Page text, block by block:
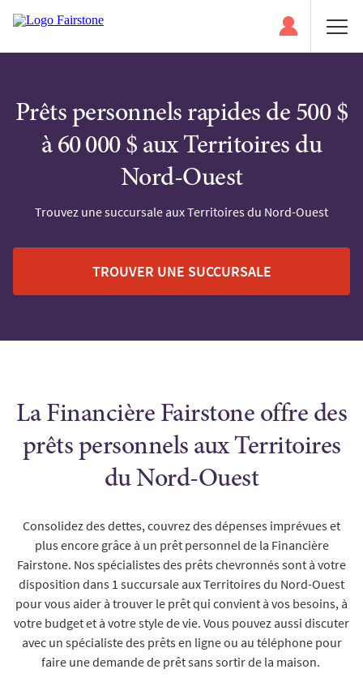
Prêts personnels rapides de 500 $
à 60 000 $ aux Territoires du
Nord-Ouest
Trouvez une succursale aux Territoires du Nord-Ouest
TROUVER UNE SUCCURSALE
La Financière Fairstone offre des
prêts personnels aux Territoires
du Nord-Ouest
Consolidez des dettes, couvrez des dépenses imprévues et
plus encore grâce à un prêt personnel de la Financière
Fairstone. Nos spécialistes des prêts chevronnés sont à votre
disposition dans 1 succursale aux Territoires du Nord-Ouest
pour vous aider à trouver le prêt qui convient à vos besoins, à
votre budget et à votre style de vie. Vous pouvez aussi discuter
avec un spécialiste des prêts en ligne ou au téléphone pour
faire une demande de prêt sans sortir de la maison.